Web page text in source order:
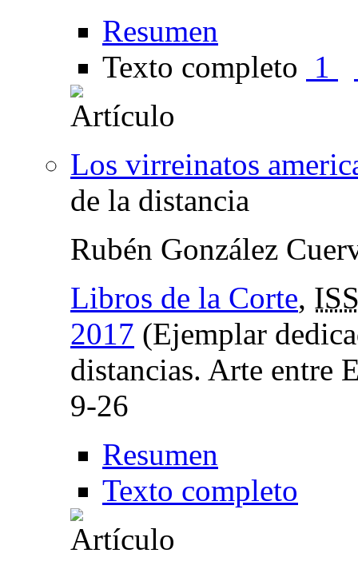
Resumen
Texto completo 1
Los virreinatos
de la distancia
Rubén González
Libros de la Corte,
2017 (Ejemplar
distancias. Arte entre
9-26
Resumen
Texto completo